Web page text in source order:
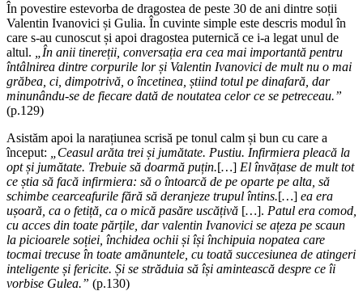
În povestire estevorba de dragostea de peste 30 de ani dintre soții
Valentin Ivanovici și Gulia. În cuvinte simple este descris modul în
care s-au cunoscut și apoi dragostea puternică ce i-a legat unul de
altul.
„În anii tinereții, conversația era cea mai importantă pentru
întâlnirea dintre corpurile lor și Valentin Ivanovici de mult nu o mai
grăbea, ci, dimpotrivă, o încetinea, știind totul pe dinafară, dar
minunându-se de fiecare dată de noutatea celor ce se petreceau.”
(p.129)
Asistăm apoi la narațiunea scrisă pe tonul calm și bun cu care a
început:
„Ceasul arăta trei și jumătate. Pustiu. Infirmiera pleacă la
opt și jumătate. Trebuie să doarmă puțin.[…] El învățase de mult tot
ce știa să facă infirmiera: să o întoarcă de pe oparte pe alta, să
schimbe cearceafurile fără să deranjeze trupul întins.[…] ea era
ușoară, ca o fetiță, ca o mică pasăre uscățivă […]. Patul era comod,
cu acces din toate părțile, dar valentin Ivanovici se ațeza pe scaun
la picioarele soției, închidea ochii și își închipuia nopatea care
tocmai trecuse în toate amănuntele, cu toată succesiunea de atingeri
inteligente și fericite. Și se străduia să își amintească despre ce îi
vorbise Gulea.” (p.130)